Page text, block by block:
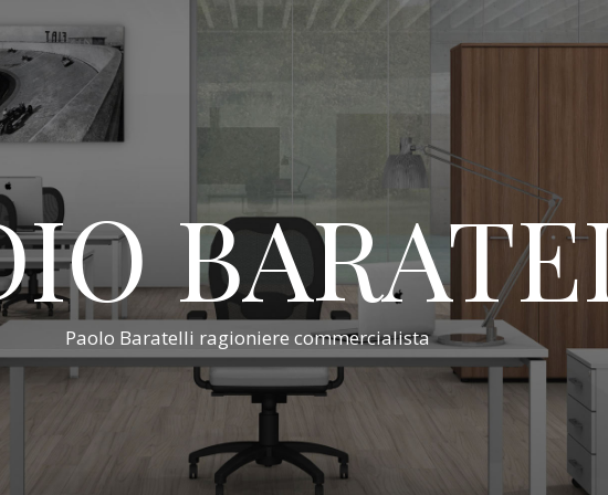
Paolo Baratelli ragioniere commercialista